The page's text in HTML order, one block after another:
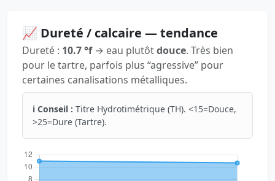
📈 Dureté / calcaire — tendance
Dureté : 10.7 °f→ eau plutôtdouce. Très bien
pour le tartre, parfois plus “agressive” pour
certaines canalisations métalliques.
ℹ️ Conseil : Titre Hydrotimétrique (TH). <15=Douce,
>25=Dure (Tartre).